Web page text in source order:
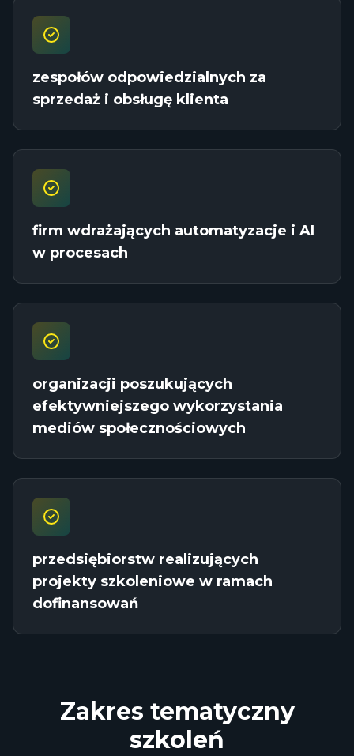
zespołów odpowiedzialnych za
sprzedaż i obsługę klienta
firm wdrażających automatyzacje i AI
w procesach
organizacji poszukujących
efektywniejszego wykorzystania
mediów społecznościowych
przedsiębiorstw realizujących
projekty szkoleniowe w ramach
dofinansowań
Zakres tematyczny
szkoleń